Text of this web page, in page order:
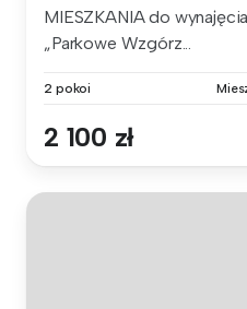
MIESZKANIA do
„Parkowe Wzgórz...
2 pokoi
2 100 zł